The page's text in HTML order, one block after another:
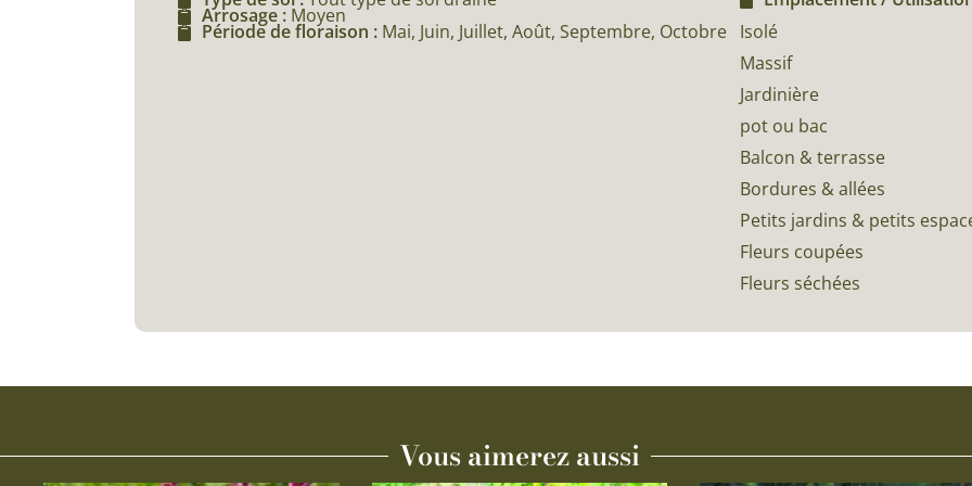
Arrosage : Moyen
Période de floraison : Mai, Juin, Juillet, Août, Septembre, Octobre
Isolé
Massif
Jardinière
pot ou bac
Balcon & terrasse
Bordures & allées
Petits jardins & petits
Fleurs coupées
Fleurs séchées
Vous aimerez aussi